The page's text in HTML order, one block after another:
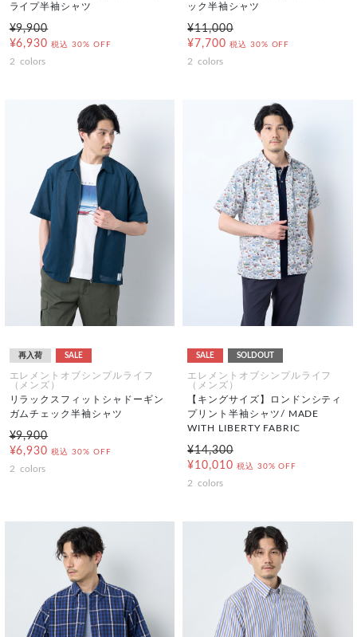
ライプ半袖シャツ
¥9,900
¥6,930 税込 30% OFF
2 colors
ック半袖シャツ
¥11,000
¥7,700 税込 30% OFF
2 colors
再入荷 SALE
エレメントオブシンプルライフ
（メンズ）
リラックスフィットシャドーギン
ガムチェック半袖シャツ
¥9,900
¥6,930 税込 30% OFF
2 colors
SALE SOLDOUT
エレメントオブシンプルライフ
（メンズ）
【キングサイズ】ロンドンシティ
プリント半袖シャツ/ MADE
WITH LIBERTY FABRIC
¥14,300
¥10,010 税込 30% OFF
2 colors